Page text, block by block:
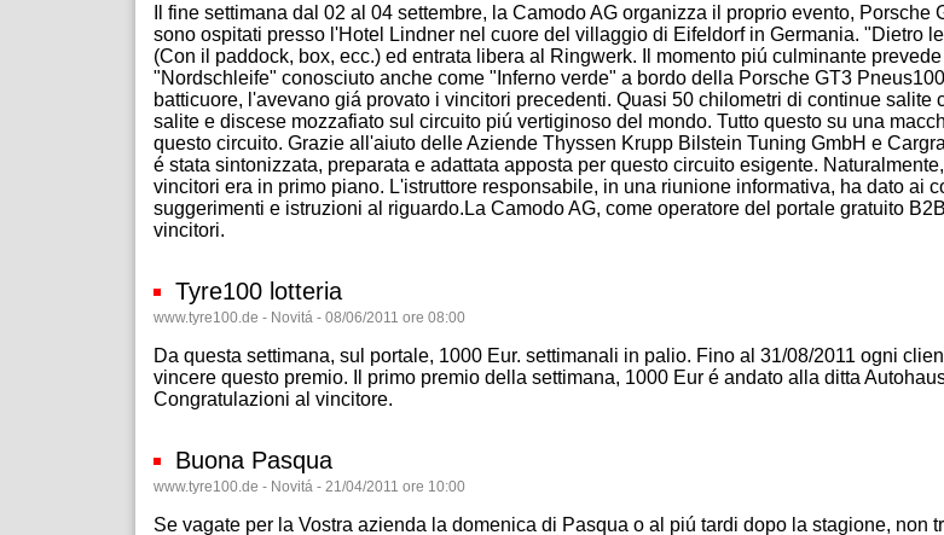
Il fine settimana dal 02 al 04 settembre, la Camodo AG organizza il proprio evento, Porsche
sono ospitati presso l'Hotel Lindner nel cuore del villaggio di Eifeldorf in Germania. "Dietro
(Con il paddock, box, ecc.) ed entrata libera al Ringwerk. Il momento piú culminante
"Nordschleife" conosciuto anche come "Inferno verde" a bordo della Porsche GT3
batticuore, l'avevano giá provato i vincitori precedenti. Quasi 50 chilometri di continue salite
salite e discese mozzafiato sul circuito piú vertiginoso del mondo. Tutto questo su una
questo circuito. Grazie all'aiuto delle Aziende Thyssen Krupp Bilstein Tuning GmbH e
é stata sintonizzata, preparata e adattata apposta per questo circuito esigente.
vincitori era in primo piano. L'istruttore responsabile, in una riunione informativa, ha dato ai
suggerimenti e istruzioni al riguardo.La Camodo AG, come operatore del portale gratuito
vincitori.
Tyre100 lotteria
www.tyre100.de - Novitá - 08/06/2011 ore 08:00
Da questa settimana, sul portale, 1000 Eur. settimanali in palio. Fino al 31/08/2011 ogni
vincere questo premio. Il primo premio della settimana, 1000 Eur é andato alla ditta
Congratulazioni al vincitore.
Buona Pasqua
www.tyre100.de - Novitá - 21/04/2011 ore 10:00
Se vagate per la Vostra azienda la domenica di Pasqua o al piú tardi dopo la stagione, non